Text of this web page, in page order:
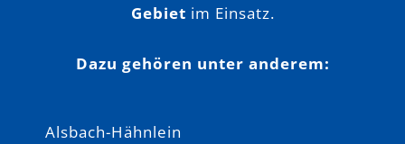
Gebiet im Einsatz.
Dazu gehören unter anderem:
Alsbach-Hähnlein